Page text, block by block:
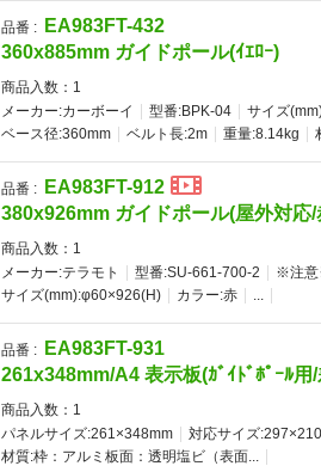
品番 :
EA983FT-432
360x885mm ガイドポール(ｲｴﾛｰ)
商品入数： 1
メーカー:カーボーイ
型番:BPK-04
サイズ
ベース径:360mm
ベルト長:2m 重量:8.14kg
品番 :
EA983FT-912
380x926mm ガイドポール(屋外対応/
商品入数： 1
メーカー:テラモト
型番:SU-661-700-2
※注意
サイズ(mm):φ60×926(H)
カラー:赤 ...
品番 :
EA983FT-931
261x348mm/A4 表示板(ｶﾞｲﾄﾞﾎﾟｰﾙ用
商品入数： 1
パネルサイズ:261×348mm
対応サイズ
材質:枠：アルミ板面：透明塩ビ（表面...